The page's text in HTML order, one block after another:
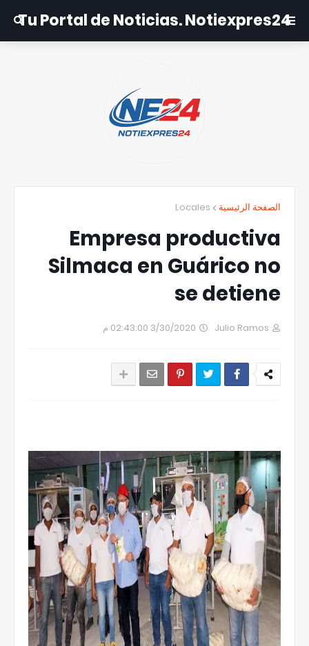
Tu Portal de Noticias. Notiexpres24
الصفحة الرئيسية Locales
Empresa productiva
Silmaca en Guárico no
se detiene
Julio Ramos 3/30/2020 02:43:00 م